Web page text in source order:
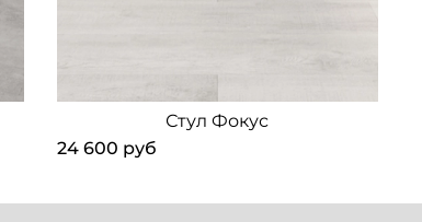
Стул Фокус
24 600 руб